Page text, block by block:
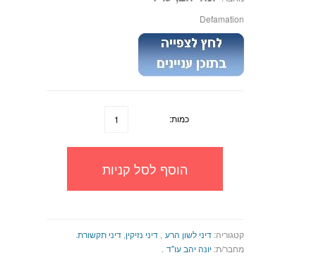
Defamation
כמות:
הוסף לסל קניות
קטגוריה:דיני לשון הרע ,דיני נזיקין,דיני תקשורת.
מחבר/ת:יונה יהב עו"ד .